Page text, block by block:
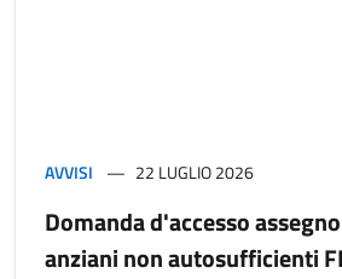
AVVISI 22 LUGLIO 2026
Domanda d'accesso
anziani non autosufficienti